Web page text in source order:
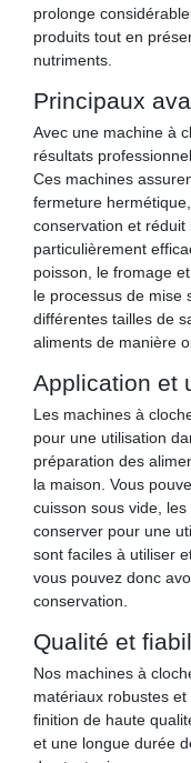
prolonge
produits tout en
nutriments.
Principaux
Avec une machine à
résultats
Ces machines
fermeture
conservation et
particulièrement
poisson, le fromage
le processus de mise
différentes tailles de
aliments de manière
Application et
Les machines à
pour une utilisation
préparation des
la maison. Vous
cuisson sous vide,
conserver pour une
sont faciles à utiliser
vous pouvez donc
conservation.
Qualité et
Nos machines à
matériaux robustes
finition de haute
et une longue durée